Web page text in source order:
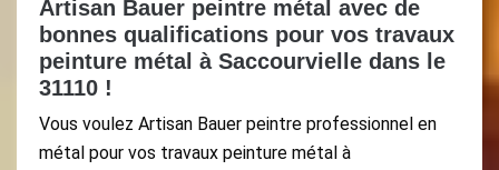
Artisan Bauer peintre métal avec de
bonnes qualifications pour vos travaux
peinture métal à Saccourvielle dans le
31110 !
Vous voulez Artisan Bauer peintre professionnel en
métal pour vos travaux peinture métal à